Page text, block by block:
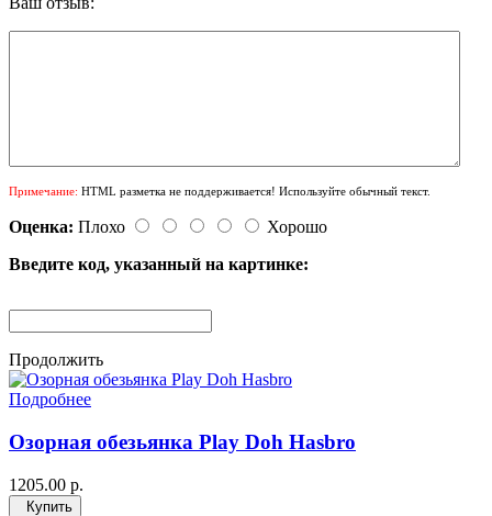
Примечание: HTML разметка не поддерживается! Используйте обычный текст.
Оценка: Плохо
Хорошо
Введите код, указанный на картинке:
Продолжить
Подробнее
Озорная обезьянка Play Doh Hasbro
1205.00 р.
Купить